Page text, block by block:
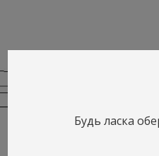
Будь ласка